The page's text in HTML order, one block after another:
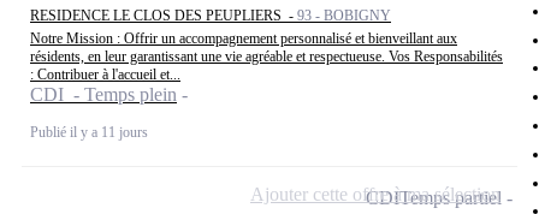
RESIDENCE LE CLOS DES PEUPLIERS - 93 - BOBIGNY
Notre Mission : Offrir un accompagnement personnalisé et bienveillant aux
résidents, en leur garantissant une vie agréable et respectueuse. Vos Responsabilités
: Contribuer à l'accueil et...
CDI - Temps plein
Publié il y a 11 jours
CDITemps partiel
Ajouter cette offre à ma sélection